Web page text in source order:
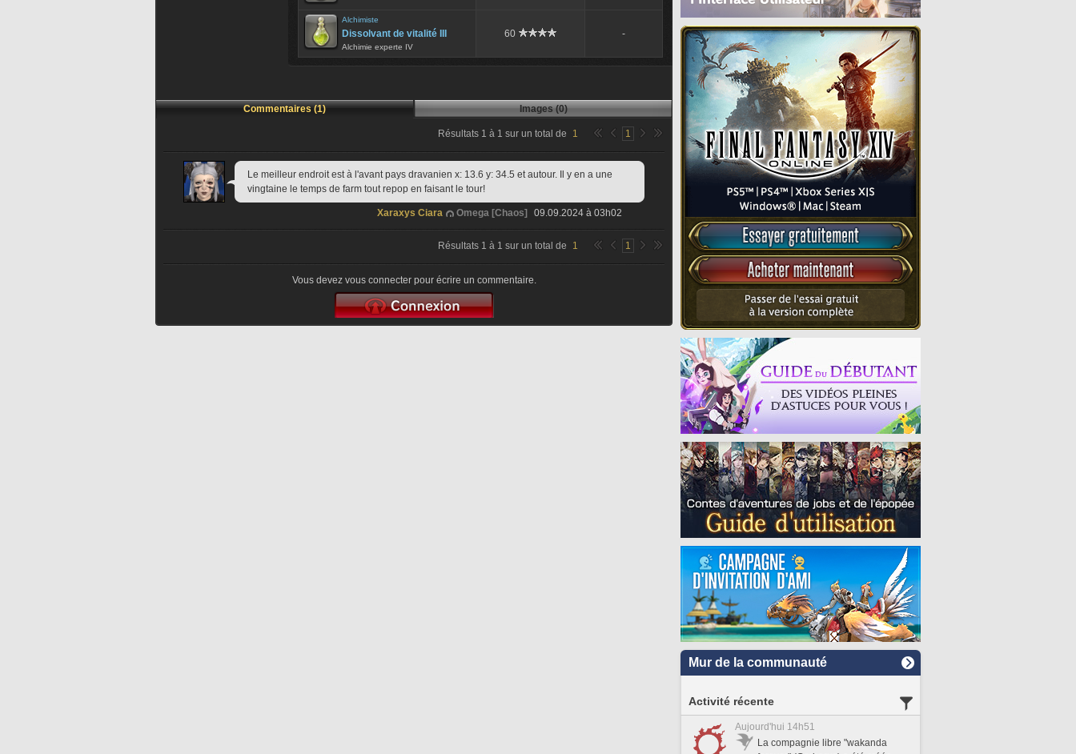
Alchimiste
Dissolvant de vitalité III
Alchimie experte IV
60 -
Commentaires (1) Images (0)
Résultats 1 à 1 sur un total de 1 1
Le meilleur endroit est à l'avant pays dravanien x: 13.6 y: 34.5 et autour. Il y en a une
vingtaine le temps de farm tout repop en faisant le tour!
Xaraxys Ciara Omega [Chaos] 09.09.2024 à 03h02
Résultats 1 à 1 sur un total de 1 1
Vous devez vous connecter pour écrire un commentaire.
Mur de la communauté
Activité récente
Aujourd'hui 14h51
La compagnie libre "wakanda